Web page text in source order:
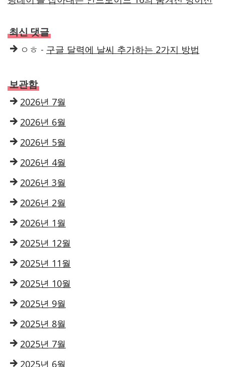
최신 댓글
ㅇㅎ - 구글 달력에 날씨 추가하는 2가지 방법
보관함
2026년 7월
2026년 6월
2026년 5월
2026년 4월
2026년 3월
2026년 2월
2026년 1월
2025년 12월
2025년 11월
2025년 10월
2025년 9월
2025년 8월
2025년 7월
2025년 6월